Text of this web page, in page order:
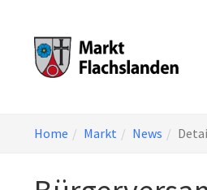
content
are
Home Markt News